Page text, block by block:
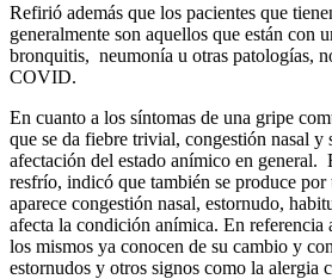
Refirió además que los pacientes que
generalmente son aquellos que están con
bronquitis, neumonía u otras patologías,
COVID.
En cuanto a los síntomas de una gripe
que se da fiebre trivial, congestión nasal y
afectación del estado anímico en general.
resfrío, indicó que también se produce
aparece congestión nasal, estornudo,
afecta la condición anímica. En referencia
los mismos ya conocen de su cambio y
estornudos y otros signos como la alergia